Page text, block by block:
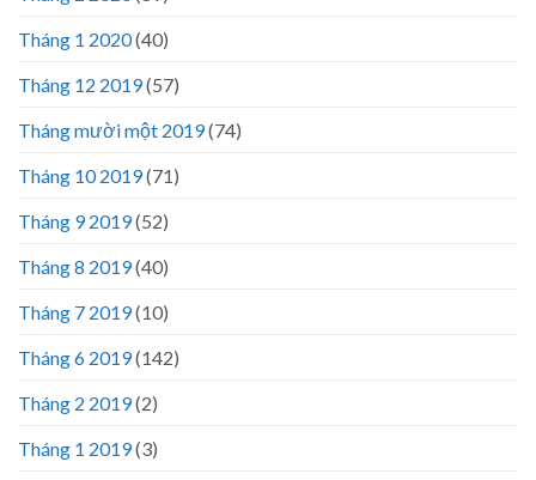
Tháng 1 2020(40)
Tháng 12 2019(57)
Tháng mười một 2019(74)
Tháng 10 2019(71)
Tháng 9 2019(52)
Tháng 8 2019(40)
Tháng 7 2019(10)
Tháng 6 2019(142)
Tháng 2 2019(2)
Tháng 1 2019(3)